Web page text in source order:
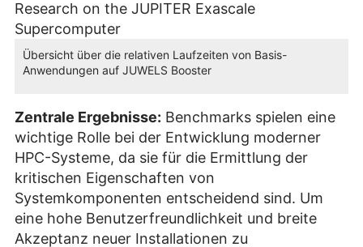
Übersicht über die relativen Laufzeiten von Basis-
Anwendungen auf JUWELS Booster
Zentrale Ergebnisse: Benchmarks spielen eine
wichtige Rolle bei der Entwicklung moderner
HPC-Systeme, da sie für die Ermittlung der
kritischen Eigenschaften von
Systemkomponenten entscheidend sind. Um
eine hohe Benutzerfreundlichkeit und breite
Akzeptanz neuer Installationen zu